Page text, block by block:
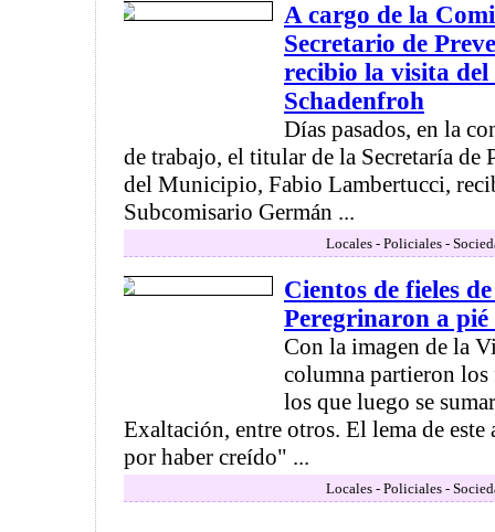
A cargo de la
Secretario de
recibio la visita
Schadenfroh
Días pasados, en la
de trabajo, el titular de la Secretaría de
del Municipio, Fabio Lambertucci,
Subcomisario Germán ...
Locales - Policiales -
Cientos de fieles
Peregrinaron a
Con la imagen de la
columna partieron los
los que luego se
Exaltación, entre otros. El lema de
por haber creído" ...
Locales - Policiales -